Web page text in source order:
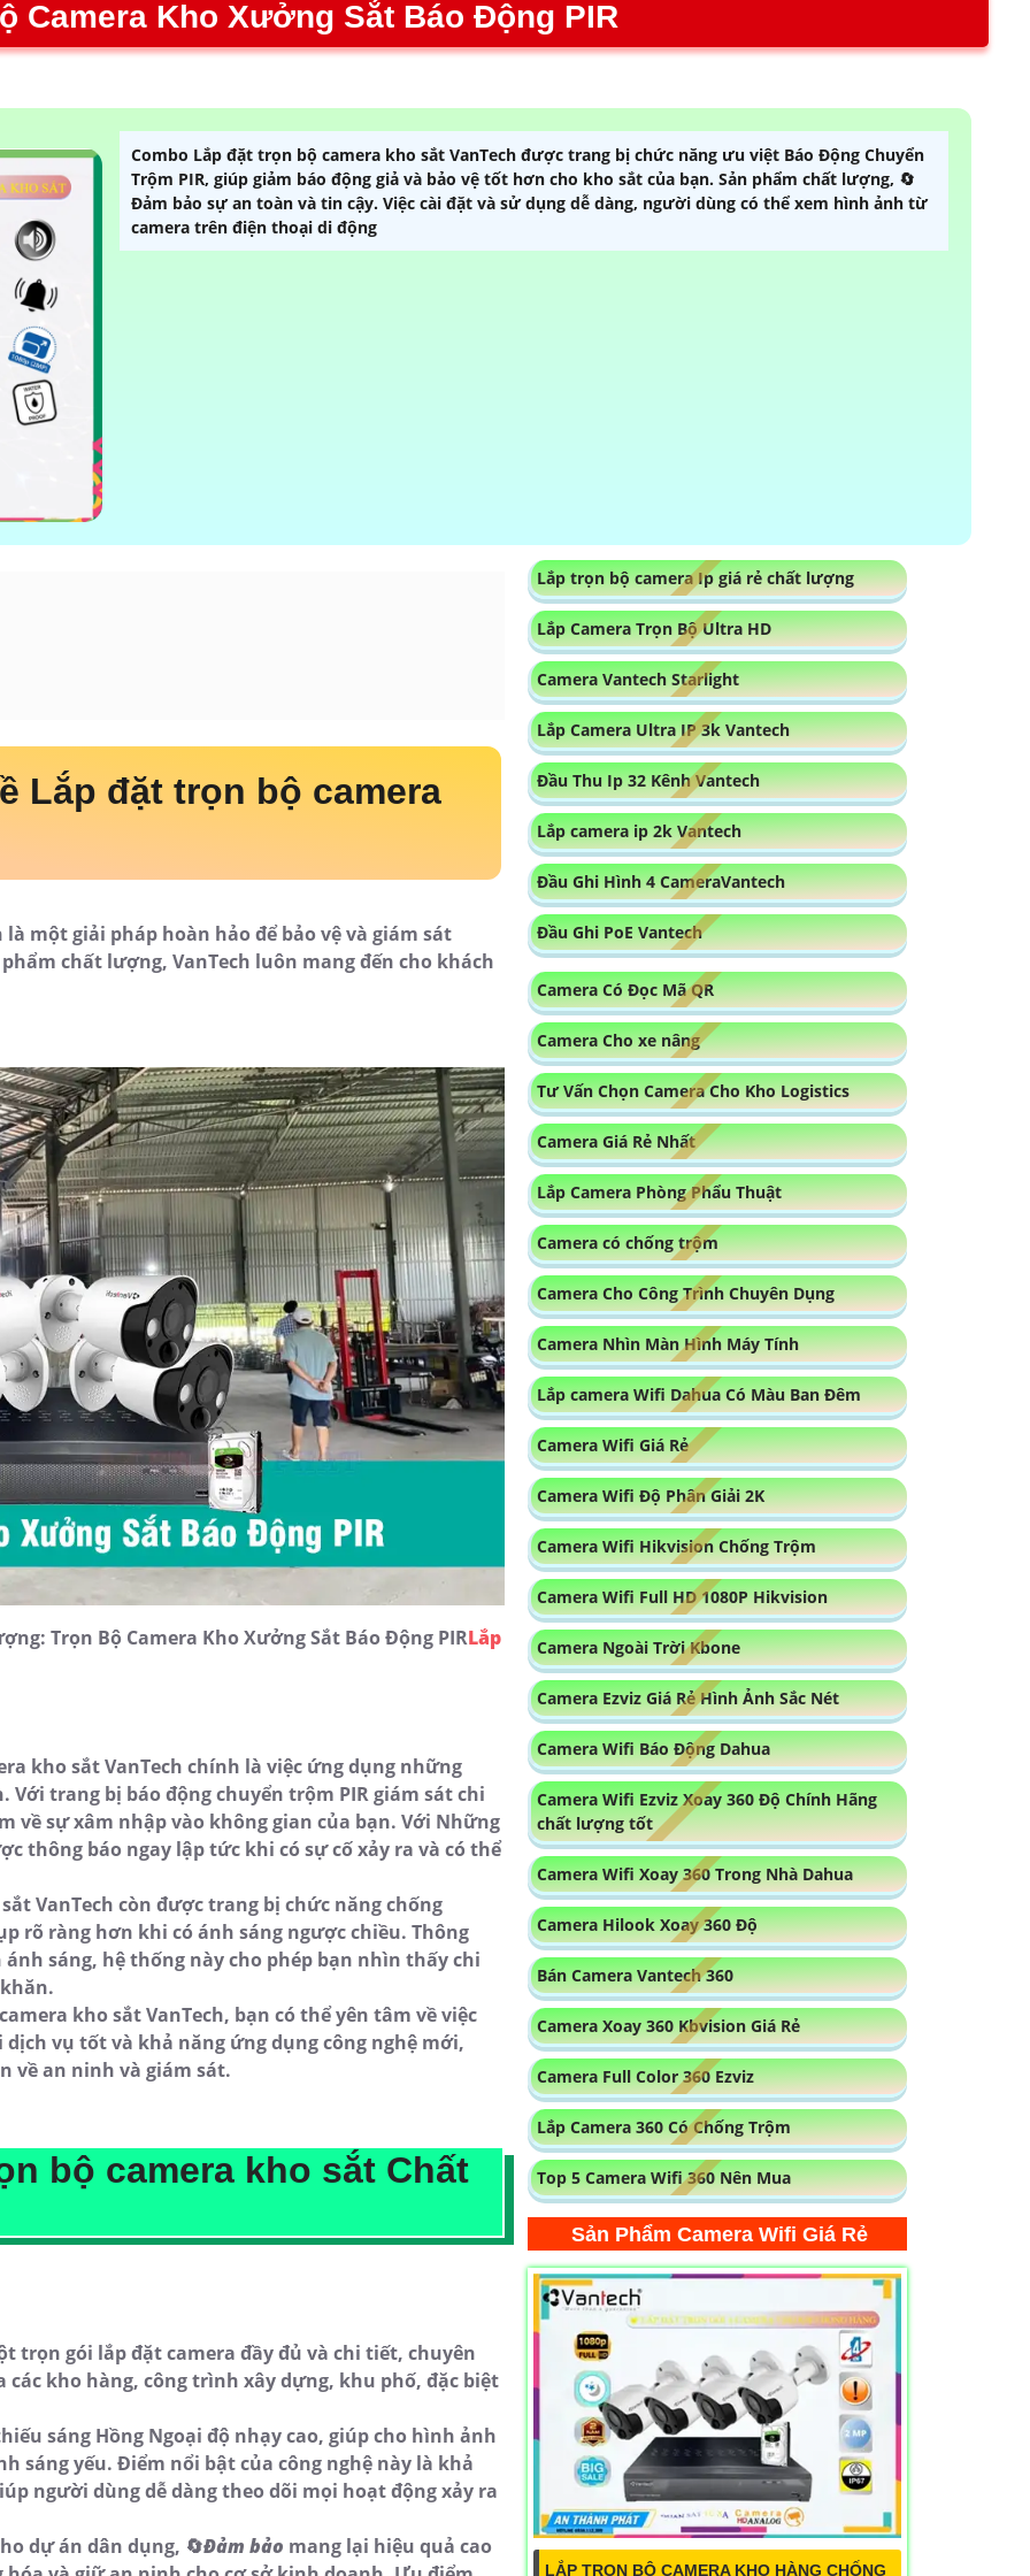
Camera Kho Xưởng Sắt Báo Động PIR
Combo Lắp đặt trọn bộ camera kho sắt VanTech được trang bị chức năng ưu việt Báo Động Chuyển
Trộm PIR, giúp giảm báo động giả và bảo vệ tốt hơn cho kho sắt của bạn. Sản phẩm chất lượng, 🔄
Đảm bảo sự an toàn và tin cậy. Việc cài đặt và sử dụng dễ dàng, người dùng có thể xem hình ảnh từ
camera trên điện thoại di động
Lắp đặt trọn bộ camera
một giải pháp hoàn hảo để bảo vệ và giám sát
chất lượng, VanTech luôn mang đến cho khách
Trọn Bộ Camera Kho Xưởng Sắt Báo Động PIRLắp
kho sắt VanTech chính là việc ứng dụng những
trang bị báo động chuyển trộm PIR giám sát chi
về sự xâm nhập vào không gian của bạn. Với Những
thông báo ngay lập tức khi có sự cố xảy ra và có thể
VanTech còn được trang bị chức năng chống
rõ ràng hơn khi có ánh sáng ngược chiều. Thông
sáng, hệ thống này cho phép bạn nhìn thấy chi
kho sắt VanTech, bạn có thể yên tâm về việc
vụ tốt và khả năng ứng dụng công nghệ mới,
về an ninh và giám sát.
bộ camera kho sắt Chất
trọn gói lắp đặt camera đầy đủ và chi tiết, chuyên
kho hàng, công trình xây dựng, khu phố, đặc biệt
sáng Hồng Ngoại độ nhạy cao, giúp cho hình ảnh
sáng yếu. Điểm nổi bật của công nghệ này là khả
người dùng dễ dàng theo dõi mọi hoạt động xảy ra
dự án dân dụng, 🔄Đảm bảo mang lại hiệu quả cao
Lắp trọn bộ camera Ip giá rẻ chất lượng
Lắp Camera Trọn Bộ Ultra HD
Camera Vantech Starlight
Lắp Camera Ultra IP 3k Vantech
Đầu Thu Ip 32 Kênh Vantech
Lắp camera ip 2k Vantech
Đầu Ghi Hình 4 CameraVantech
Đầu Ghi PoE Vantech
Camera Có Đọc Mã QR
Camera Cho xe nâng
Tư Vấn Chọn Camera Cho Kho Logistics
Camera Giá Rẻ Nhất
Lắp Camera Phòng Phẩu Thuật
Camera có chống trộm
Camera Cho Công Trình Chuyên Dụng
Camera Nhìn Màn Hình Máy Tính
Lắp camera Wifi Dahua Có Màu Ban Đêm
Camera Wifi Giá Rẻ
Camera Wifi Độ Phân Giải 2K
Camera Wifi Hikvision Chống Trộm
Camera Wifi Full HD 1080P Hikvision
Camera Ngoài Trời Kbone
Camera Ezviz Giá Rẻ Hình Ảnh Sắc Nét
Camera Wifi Báo Động Dahua
Camera Wifi Ezviz Xoay 360 Độ Chính Hãng
chất lượng tốt
Camera Wifi Xoay 360 Trong Nhà Dahua
Camera Hilook Xoay 360 Độ
Bán Camera Vantech 360
Camera Xoay 360 Kbvision Giá Rẻ
Camera Full Color 360 Ezviz
Lắp Camera 360 Có Chống Trộm
Top 5 Camera Wifi 360 Nên Mua
Sản Phẩm Camera Wifi Giá Rẻ
LẮP TRỌN BỘ CAMERA KHO HÀNG CHỐNG